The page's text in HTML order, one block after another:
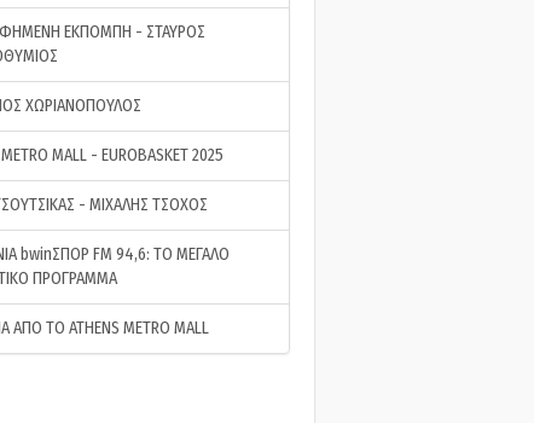
ΕΚΠΟΜΠΗ - ΣΤΑΥΡΟΣ
ΧΩΡΙΑΝΟΠΟΥΛΟΣ
MALL - EUROBASKET 2025
- ΜΙΧΑΛΗΣ ΤΣΟΧΟΣ
bwinΣΠΟΡ FM 94,6: ΤΟ ΜΕΓΑΛΟ
ΠΡΟΓΡΑΜΜΑ
ΑΠΟ ΤΟ ATHENS METRO MALL